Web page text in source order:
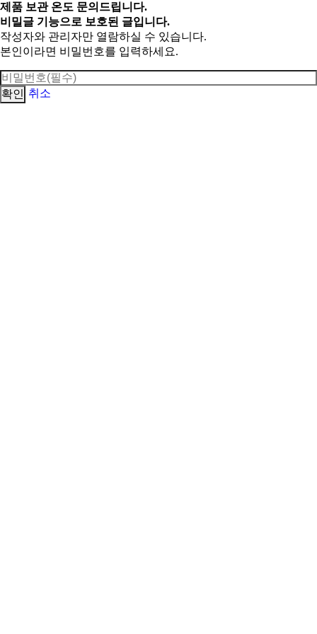
제품 보관 온도 문의드립니다.
비밀글 기능으로 보호된 글입니다.
작성자와 관리자만 열람하실 수 있습니다.
본인이라면 비밀번호를 입력하세요.
확인 취소